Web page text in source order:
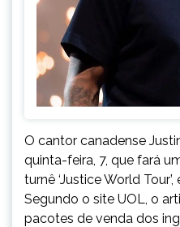
O cantor canadense
quinta-feira, 7, que fará
turnê ‘Justice World
Segundo o site UOL, o
pacotes de venda dos